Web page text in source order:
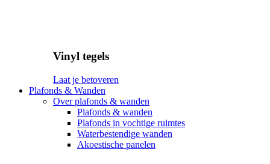
Vinyl tegels
Laat je betoveren
Plafonds & Wanden
Over plafonds & wanden
Plafonds & wanden
Plafonds in vochtige ruimtes
Waterbestendige wanden
Akoestische panelen